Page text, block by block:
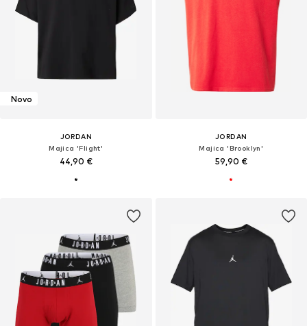
Novo
JORDAN
Majica 'Flight'
44,90 €
JORDAN
Majica 'Brooklyn'
59,90 €